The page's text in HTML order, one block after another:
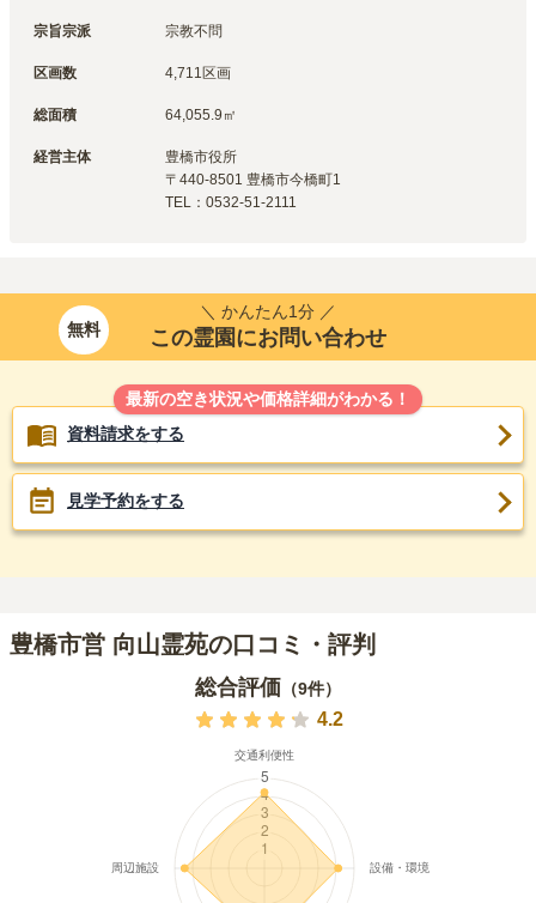
宗旨宗派 宗教不問
区画数 4,711区画
総面積 64,055.9㎡
経営主体 豊橋市役所
〒 440-8501 豊橋市今橋町1
TEL： 0532-51-2111
無料
＼ かんたん1分 ／
この霊園にお問い合わせ
最新の空き状況や価格詳細がわかる！
資料請求をする
見学予約をする
豊橋市営 向山霊苑の口コミ・評判
総合評価 （9件）
4.2